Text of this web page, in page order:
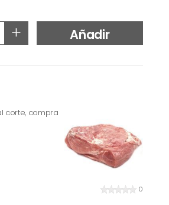
+ Añadir
corte, compra
0